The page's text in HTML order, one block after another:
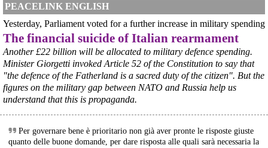
@peacelink - 8/8/2026 9:16
L'OPAC SBN (Online Public Access Catalogue del Servizio
Bibliotecario Nazionale) è il catalogo collettivo che raccoglie il
patrimonio di oltre 7.500 biblioteche italiane (statali, universitarie, di
enti locali, scolastiche e di istituzioni pubbliche e private).
È lo strumento principale in Italia per cercare un libro, una rivista o
un altro documento e scoprire in quale biblioteca si trova.
#libri #cultura
PEACELINK ENGLISH
Yesterday, Parliament voted for a further increase in military spending
The financial suicide of Italian rearmament
Another £22 billion will be allocated to military defence spending.
Minister Giorgetti invoked Article 52 of the Constitution to say that
"the defence of the Fatherland is a sacred duty of the citizen". But the
figures on the military gap between NATO and Russia help us
understand that this is propaganda.
Per governare bene è prioritario non già aver pronte le risposte giuste
quanto delle buone domande, per dare risposta alle quali sarà necessaria la